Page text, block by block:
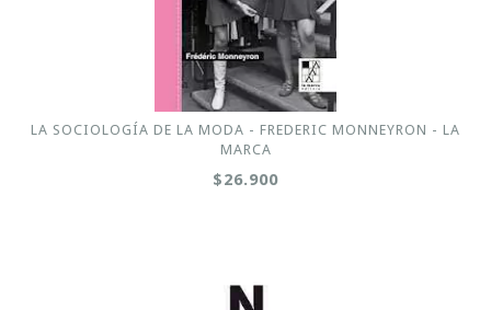
LA SOCIOLOGÍA DE LA MODA - FREDERIC MONNEYRON - LA
MARCA
$26.900